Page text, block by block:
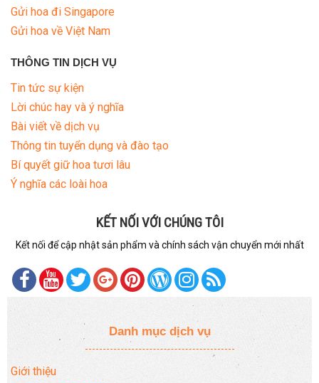
Gửi hoa đi Singapore
Gửi hoa về Việt Nam
THÔNG TIN DỊCH VỤ
Tin tức sự kiện
Lời chúc hay và ý nghĩa
Bài viết về dịch vụ
Thông tin tuyển dụng và đào tạo
Bí quyết giữ hoa tươi lâu
Ý nghĩa các loài hoa
KẾT NỐI VỚI CHÚNG TÔI
Kết nối để cập nhật sản phẩm và chính sách vận chuyển mới nhất
Danh mục dịch vụ
Giới thiệu